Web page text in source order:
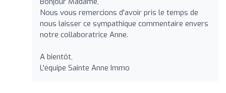
Nous vous remercions d'avoir pris le temps de
nous laisser ce sympathique commentaire envers
notre collaboratrice Anne.
A bientôt,
L'équipe Sainte Anne Immo